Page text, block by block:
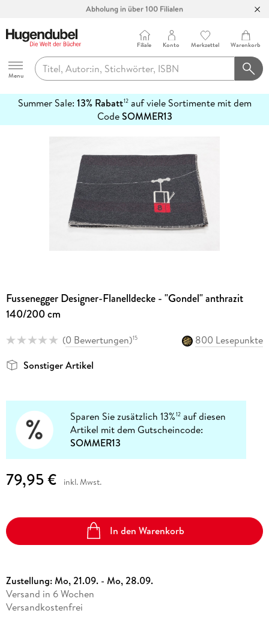
Abholung in über 100 Filialen
Hugendubel
Menu
Filiale Konto Merkzettel Warenkorb
Summer Sale: 13% Rabatt12auf viele Sortimente mit dem
CodeSOMMER13
erfahren
Fussenegger Designer-Flanelldecke - "Gondel" anthrazit
140/200 cm
(0 Bewertungen)15
800 Lesepunkte
Sonstiger Artikel
Sparen Sie zusätzlich 13%12 auf diesen
Artikel mit dem Gutscheincode:
SOMMER13
79,95 € inkl. Mwst.
In den Warenkorb
Zustellung:Mo, 21.09. - Mo, 28.09.
Versand in 6 Wochen
Versandkostenfrei